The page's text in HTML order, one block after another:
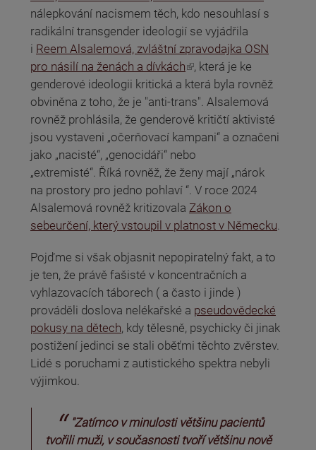
nálepkování nacismem těch, kdo nesouhlasí s
radikální transgender ideologií se vyjádřila
i Reem Alsalemová, zvláštní zpravodajka OSN
pro násilí na ženách a dívkách
(odkaz je externí)
, která je ke
genderové ideologii kritická a která byla rovněž
obviněna z toho, že je "anti-trans". Alsalemová
rovněž prohlásila, že genderově kritičtí aktivisté
jsou vystaveni „očerňovací kampani“ a označeni
jako „nacisté“, „genocidáři“ nebo
„extremisté“. Říká rovněž, že ženy mají „nárok
na prostory pro jedno pohlaví “. V roce 2024
Alsalemová rovněž kritizovala Zákon o
sebeurčení, který vstoupil v platnost v Německu
Pojďme si však objasnit nepopiratelný fakt, a to
je ten, že právě fašisté v koncentračních a
vyhlazovacích táborech ( a často i jinde )
prováděli doslova nelékařské a pseudovědecké
pokusy na dětech, kdy tělesně, psychicky či jinak
postižení jedinci se stali oběťmi těchto zvěrstev.
Lidé s poruchami z autistického spektra nebyli
výjimkou.
"Zatímco v minulosti většinu pacientů
tvořili muži, v současnosti tvoří většinu nově